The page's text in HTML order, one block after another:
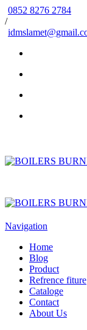
0852 8276 2784
/
Navigation
Home
Blog
Product
Refrence fiture
Cataloge
Contact
About Us